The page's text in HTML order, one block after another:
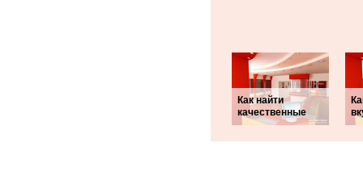
Как найти
качественные